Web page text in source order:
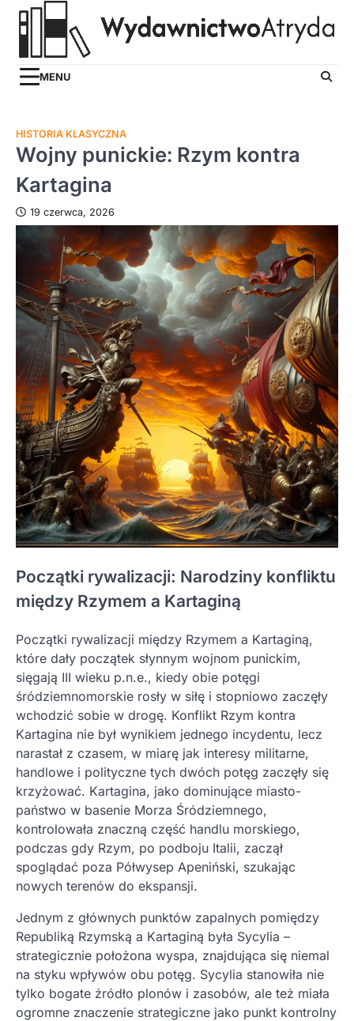
Skip
MENU
HISTORIA KLASYCZNA
Wojny punickie: Rzym kontra
Kartagina
19 czerwca, 2026
Początki rywalizacji: Narodziny konfliktu
między Rzymem a Kartaginą
Początki rywalizacji między Rzymem a Kartaginą,
które dały początek słynnym wojnom punickim,
sięgają III wieku p.n.e., kiedy obie potęgi
śródziemnomorskie rosły w siłę i stopniowo zaczęły
wchodzić sobie w drogę. Konflikt Rzym kontra
Kartagina nie był wynikiem jednego incydentu, lecz
narastał z czasem, w miarę jak interesy militarne,
handlowe i polityczne tych dwóch potęg zaczęły się
krzyżować. Kartagina, jako dominujące miasto-
państwo w basenie Morza Śródziemnego,
kontrolowała znaczną część handlu morskiego,
podczas gdy Rzym, po podboju Italii, zaczął
spoglądać poza Półwysep Apeniński, szukając
nowych terenów do ekspansji.
Jednym z głównych punktów zapalnych pomiędzy
Republiką Rzymską a Kartaginą była Sycylia –
strategicznie położona wyspa, znajdująca się niemal
na styku wpływów obu potęg. Sycylia stanowiła nie
tylko bogate źródło plonów i zasobów, ale też miała
ogromne znaczenie strategiczne jako punkt kontrolny